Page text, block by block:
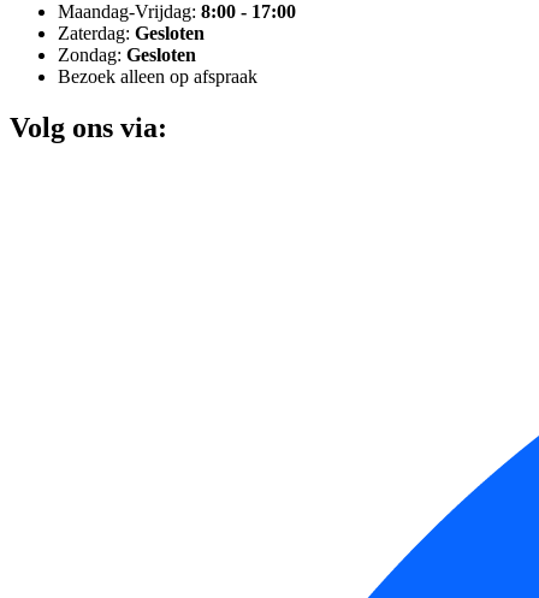
Maandag-Vrijdag: 8:00 - 17:00
Zaterdag: Gesloten
Zondag: Gesloten
Bezoek alleen op afspraak
Volg ons via: